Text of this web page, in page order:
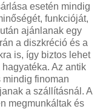
esetén mindig
funkcióját,
ajánlanak egy
a diszkréció és a
is, így biztos lehet
Az antik
mindig finoman
a szállításnál. A
megmunkáltak és